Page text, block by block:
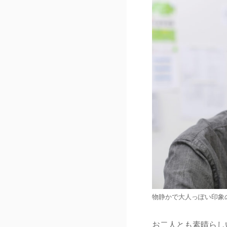
物静かで大人っぽい印
お二人とも素晴ら